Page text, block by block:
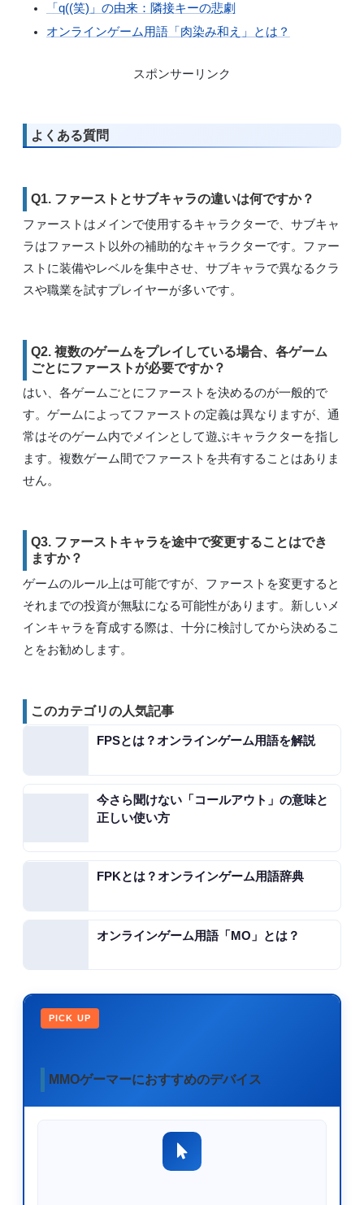
「q((笑)」の由来：隣接キーの悲劇
オンラインゲーム用語「肉染み和え」とは？
スポンサーリンク
よくある質問
Q1. ファーストとサブキャラの違いは何ですか？
ファーストはメインで使用するキャラクターで、サブキャ
ラはファースト以外の補助的なキャラクターです。ファー
ストに装備やレベルを集中させ、サブキャラで異なるクラ
スや職業を試すプレイヤーが多いです。
Q2. 複数のゲームをプレイしている場合、各ゲーム
ごとにファーストが必要ですか？
はい、各ゲームごとにファーストを決めるのが一般的で
す。ゲームによってファーストの定義は異なりますが、通
常はそのゲーム内でメインとして遊ぶキャラクターを指し
ます。複数ゲーム間でファーストを共有することはありま
せん。
Q3. ファーストキャラを途中で変更することはでき
ますか？
ゲームのルール上は可能ですが、ファーストを変更すると
それまでの投資が無駄になる可能性があります。新しいメ
インキャラを育成する際は、十分に検討してから決めるこ
とをお勧めします。
このカテゴリの人気記事
FPSとは？オンラインゲーム用語を解説
今さら聞けない「コールアウト」の意味と
正しい使い方
FPKとは？オンラインゲーム用語辞典
オンラインゲーム用語「MO」とは？
PICK UP
MMOゲーマーにおすすめのデバイス